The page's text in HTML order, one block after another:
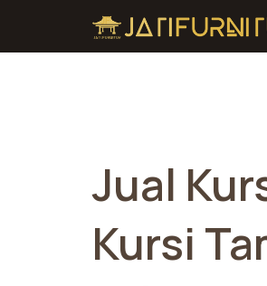
content
Jual
Kursi